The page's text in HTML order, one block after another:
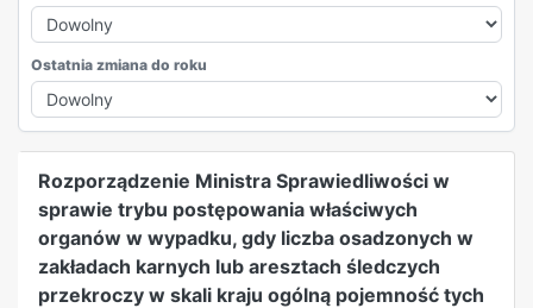
Ostatnia zmiana do roku
REKLAMA
Rozporządzenie Ministra Sprawiedliwości w
sprawie trybu postępowania właściwych
organów w wypadku, gdy liczba osadzonych w
zakładach karnych lub aresztach śledczych
przekroczy w skali kraju ogólną pojemność tych